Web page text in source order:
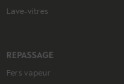
Lave-vitres
REPASSAGE
Fers vapeur